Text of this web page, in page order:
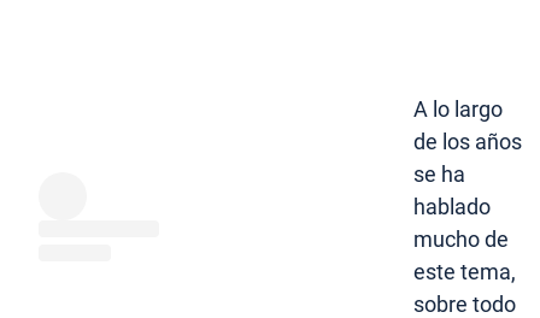
A lo largo
de los años
se ha
hablado
mucho de
este tema,
sobre todo